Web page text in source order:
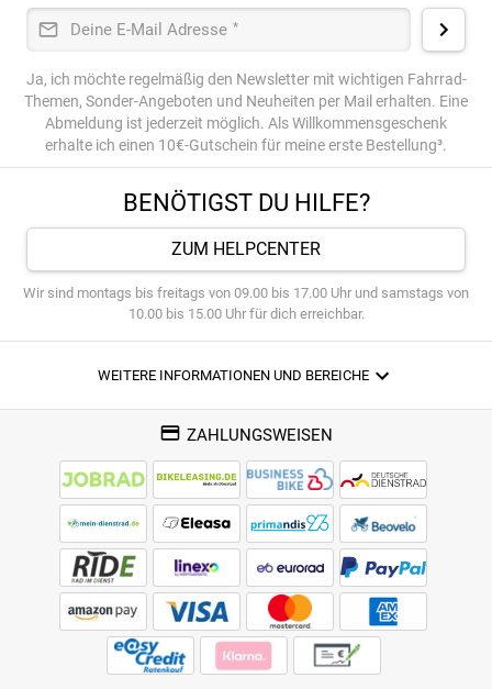
Deine E-Mail Adresse *
Ja, ich möchte regelmäßig den Newsletter mit wichtigen Fahrrad-
Themen, Sonder-Angeboten und Neuheiten per Mail erhalten. Eine
Abmeldung ist jederzeit möglich. Als Willkommensgeschenk
erhalte ich einen 10€-Gutschein für meine erste Bestellung³.
BENÖTIGST DU HILFE?
ZUM HELPCENTER
Wir sind montags bis freitags von 09.00 bis 17.00 Uhr und samstags von
10.00 bis 15.00 Uhr für dich erreichbar.
WEITERE INFORMATIONEN UND BEREICHE
ZAHLUNGSWEISEN